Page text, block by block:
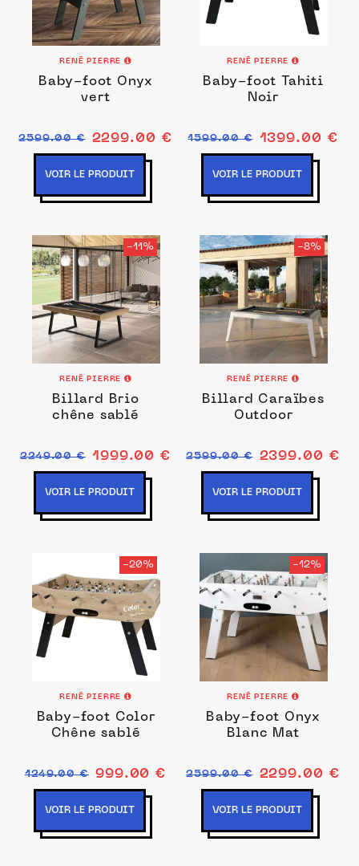
RENÉ PIERRE
Baby-foot Onyx
vert
2599.00 € 2299.00 €
VOIR LE PRODUIT
RENÉ PIERRE
Baby-foot Tahiti
Noir
1599.00 € 1399.00 €
VOIR LE PRODUIT
-11%
RENÉ PIERRE
Billard Brio
chêne sablé
2249.00 € 1999.00 €
VOIR LE PRODUIT
-8%
RENÉ PIERRE
Billard Caraïbes
Outdoor
2599.00 € 2399.00 €
VOIR LE PRODUIT
-20%
RENÉ PIERRE
Baby-foot Color
Chêne sablé
1249.00 € 999.00 €
VOIR LE PRODUIT
-12%
RENÉ PIERRE
Baby-foot Onyx
Blanc Mat
2599.00 € 2299.00 €
VOIR LE PRODUIT